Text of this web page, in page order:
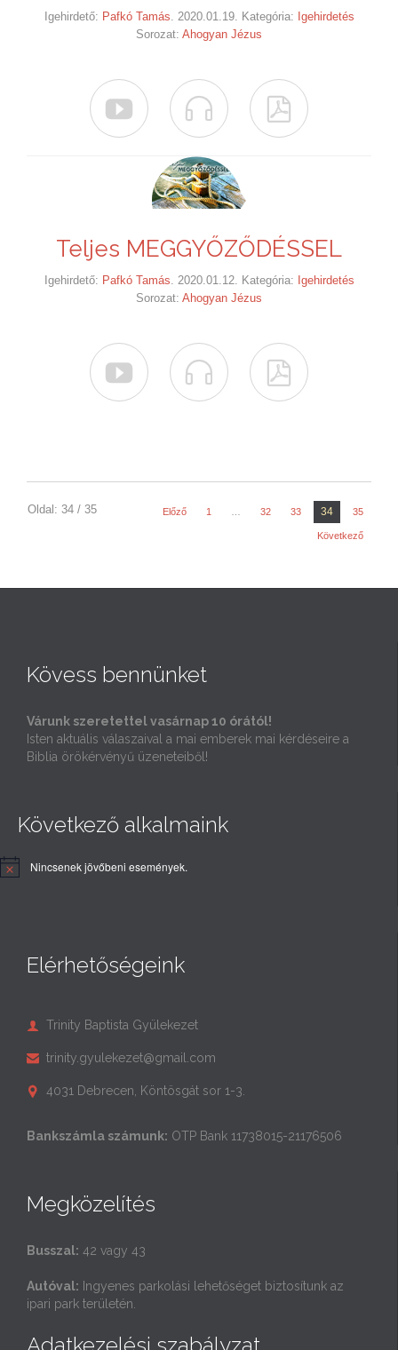
Igehirdető: Pafkó Tamás . 2020.01.19. Kategória: Igehirdetés
Sorozat: Ahogyan Jézus
  
Teljes MEGGYŐZŐDÉSSEL
Igehirdető: Pafkó Tamás . 2020.01.12. Kategória: Igehirdetés
Sorozat: Ahogyan Jézus
  
Oldal: 34 / 35 Előző 1 32 33 34 35
Következő
Kövess bennünket
Várunk szeretettel vasárnap 10 órától!
Isten aktuális válaszaival a mai emberek mai kérdéseire a
Biblia örökérvényű üzeneteiből!
Következő alkalmaink
Nincsenek jövőbeni események.
Elérhetőségeink
 Trinity Baptista Gyülekezet
 trinity.gyulekezet@gmail.com
 4031 Debrecen, Köntösgát sor 1-3.
Bankszámla számunk: OTP Bank 11738015-21176506
Megközelítés
Busszal: 42 vagy 43
Autóval: Ingyenes parkolási lehetőséget biztosítunk az
ipari park területén.